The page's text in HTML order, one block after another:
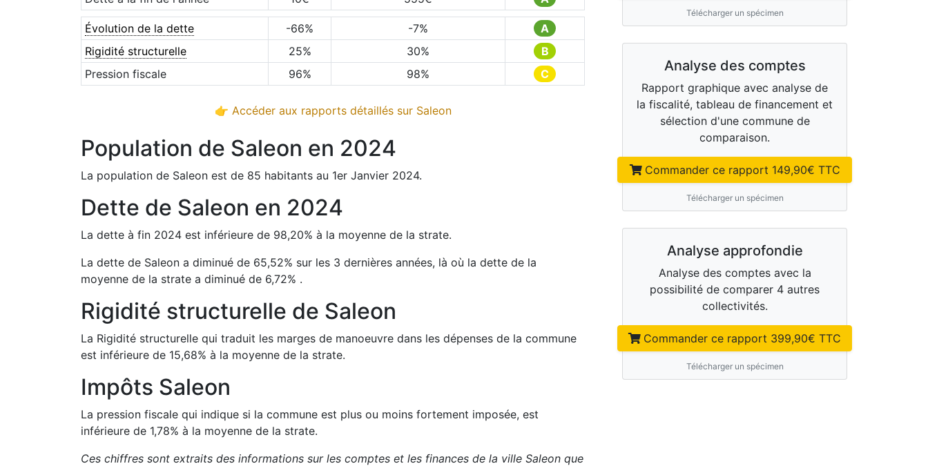
Évolution de la dette -66% -7%
A
Rigidité structurelle
25% 30%
B
Pression fiscale
96% 98% C
👉 Accéder aux rapports détaillés sur Saleon
Population de Saleon en 2024
La population de Saleon est de 85 habitants au 1er Janvier 2024.
Dette de Saleon en 2024
La dette à fin 2024 est inférieure de 98,20% à la moyenne de la strate.
La dette de Saleon a diminué de 65,52% sur les 3 dernières années, là où la dette de la
moyenne de la strate a diminué de 6,72% .
Rigidité structurelle de Saleon
La Rigidité structurelle qui traduit les marges de manoeuvre dans les dépenses de la commune
est inférieure de 15,68% à la moyenne de la strate.
Impôts Saleon
La pression fiscale qui indique si la commune est plus ou moins fortement imposée, est
inférieure de 1,78% à la moyenne de la strate.
Ces chiffres sont extraits des informations sur les comptes et les finances de la ville Saleon que
Télécharger un spécimen
Analyse des comptes
Rapport graphique avec analyse de
la fiscalité, tableau de financement et
sélection d'une commune de
comparaison.
Commander ce rapport 149,90€ TTC
Télécharger un spécimen
Analyse approfondie
Analyse des comptes avec la
possibilité de comparer 4 autres
collectivités.
Commander ce rapport 399,90€ TTC
Télécharger un spécimen